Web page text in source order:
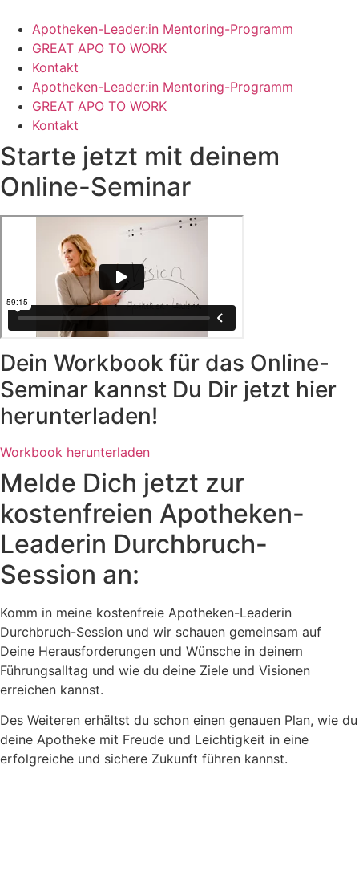
Inhalt
springen
Apotheken-Leader:in Mentoring-Programm
GREAT APO TO WORK
Kontakt
Apotheken-Leader:in Mentoring-Programm
GREAT APO TO WORK
Kontakt
Starte jetzt mit deinem
Online-Seminar
Dein Workbook für das Online-
Seminar kannst Du Dir jetzt hier
herunterladen!
Workbook herunterladen
Melde Dich jetzt zur
kostenfreien Apotheken-
Leaderin Durchbruch-
Session an:
Komm in meine kostenfreie Apotheken-Leaderin
Durchbruch-Session und wir schauen gemeinsam auf
Deine Herausforderungen und Wünsche in deinem
Führungsalltag und wie du deine Ziele und Visionen
erreichen kannst.
Des Weiteren erhältst du schon einen genauen Plan, wie du
deine Apotheke mit Freude und Leichtigkeit in eine
erfolgreiche und sichere Zukunft führen kannst.